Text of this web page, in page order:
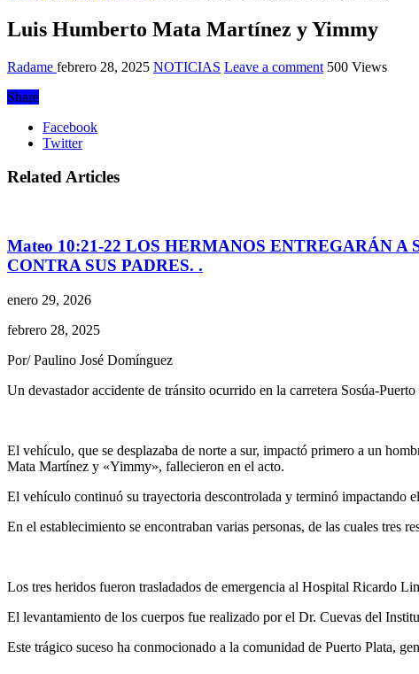
Luis Humberto Mata Martínez y Yimmy
Radame febrero 28, 2025 NOTICIAS Leave a comment 500 Views
Share
Facebook
Twitter
Related Articles
Mateo 10:21-22 LOS HERMANOS ENTREGARÁN
CONTRA SUS PADRES. .
enero 29, 2026
febrero 28, 2025
Por/ Paulino José Domínguez
Un devastador accidente de tránsito ocurrido en la carretera Sosúa-
El vehículo, que se desplazaba de norte a sur, impactó primero a un
Mata Martínez y «Yimmy», fallecieron en el acto.
El vehículo continuó su trayectoria descontrolada y terminó impactando
En el establecimiento se encontraban varias personas, de las cuales
Los tres heridos fueron trasladados de emergencia al Hospital Ricardo
El levantamiento de los cuerpos fue realizado por el Dr. Cuevas del
Este trágico suceso ha conmocionado a la comunidad de Puerto Plata,